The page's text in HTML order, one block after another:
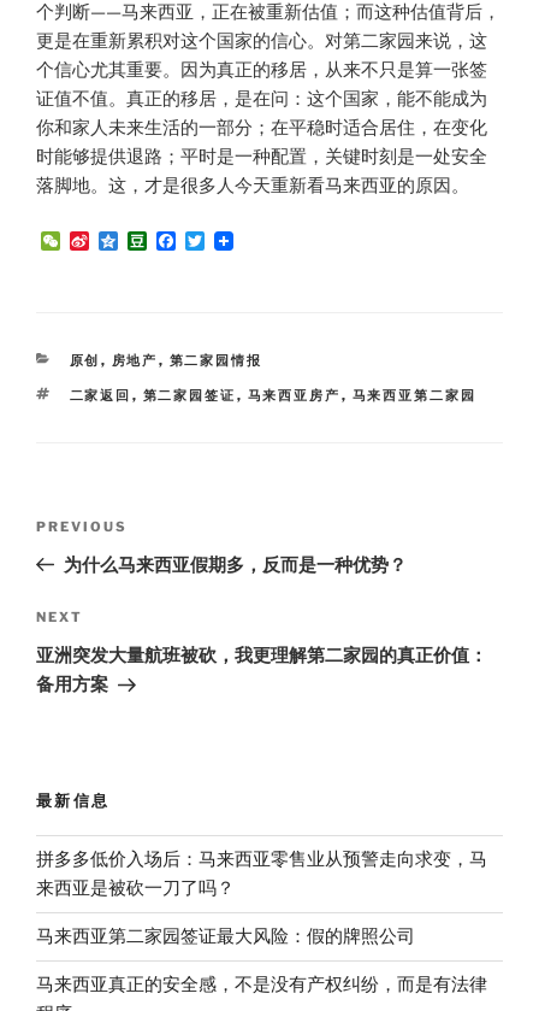
个判断——马来西亚，正在被重新估值；而这种估值背后，
更是在重新累积对这个国家的信心。对第二家园来说，这
个信心尤其重要。因为真正的移居，从来不只是算一张签
证值不值。真正的移居，是在问：这个国家，能不能成为
你和家人未来生活的一部分；在平稳时适合居住，在变化
时能够提供退路；平时是一种配置，关键时刻是一处安全
落脚地。这，才是很多人今天重新看马来西亚的原因。
W
S
i
o
Q
D
F
o
T
r
CATEGORIES
原创 , 房地产 , 第二家园情报
TAGS
二家返回 , 第二家园签证 , 马来西亚房产 , 马来西亚第二家园
Previous
Post
PREVIOUS
为什么马来西亚假期多，反而是一种优势？
Next
Post
NEXT
亚洲突发大量航班被砍，我更理解第二家园的真正价值：
备用方案
最新信息
拼多多低价入场后：马来西亚零售业从预警走向求变，马
来西亚是被砍一刀了吗？
马来西亚第二家园签证最大风险：假的牌照公司
马来西亚真正的安全感，不是没有产权纠纷，而是有法律